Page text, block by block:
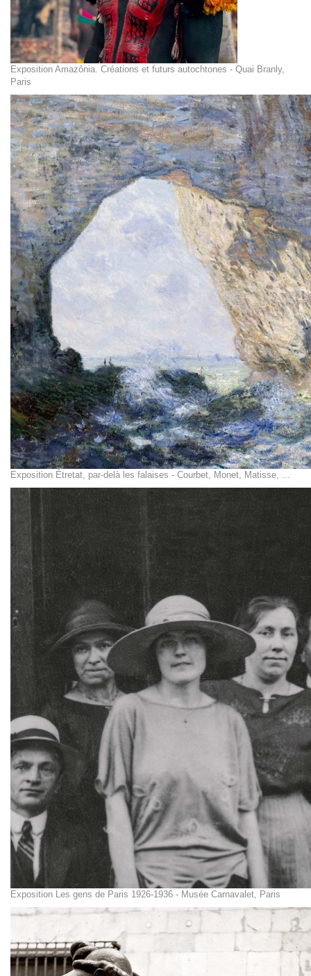
Exposition Amazônia. Créations et futurs autochtones - Quai Branly,
Paris
Exposition Étretat, par-delà les falaises - Courbet, Monet, Matisse, ...
Exposition Les gens de Paris 1926-1936 - Musée Carnavalet, Paris